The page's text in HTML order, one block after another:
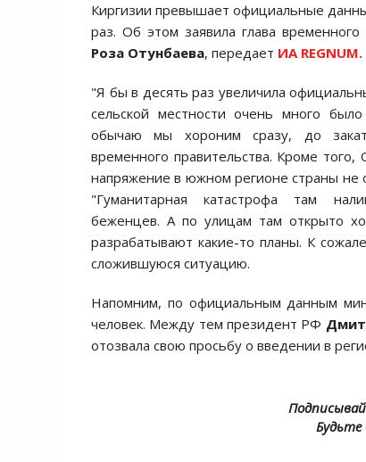
Киргизии превышает официальные
раз. Об этом заявила глава временного
Роза Отунбаева, передает ИА REGNUM.
"Я бы в десять раз увеличила
сельской местности очень много
обычаю мы хороним сразу, до
временного правительства. Кроме того,
напряжение в южном регионе страны не
"Гуманитарная катастрофа там
беженцев. А по улицам там открыто
разрабатывают какие-то планы. К
сложившуюся ситуацию.
Напомним, по официальным данным
человек. Между тем президент РФ
отозвала свою просьбу о введении в
Будьте